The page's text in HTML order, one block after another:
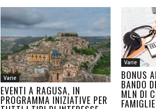
Varie
EVENTI A RAGUSA, IN
PROGRAMMA INIZIATIVE PER
Varie
BONUS
BANDO
MLN DI